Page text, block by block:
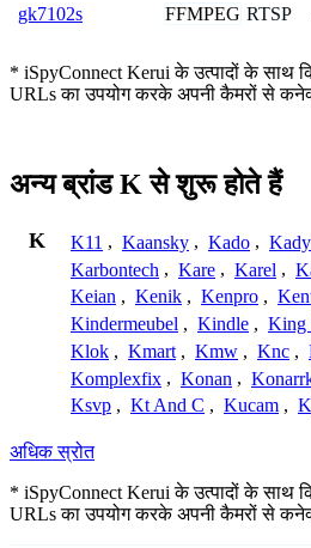
gk7102s FFMPEG RTSP
* iSpyConnect Kerui के उत्पादों के साथ
URLs का उपयोग करके अपनी कैमरों से
अन्य ब्रांड K से शुरू होते हैं
K K11 , Kaansky , Kado ,
Karbontech , Kare , Karel ,
Keian , Kenik , Kenpro ,
Kindermeubel , Kindle , King
Klok , Kmart , Kmw , Knc ,
Komplexfix , Konan ,
Ksvp , Kt And C , Kucam ,
अधिक स्रोत
* iSpyConnect Kerui के उत्पादों के साथ
URLs का उपयोग करके अपनी कैमरों से